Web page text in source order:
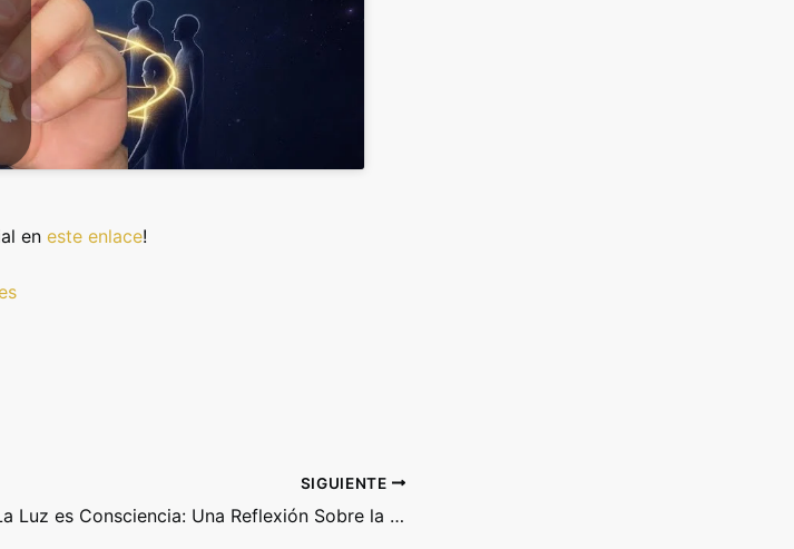
en este enlace!
SIGUIENTE
La Luz es Consciencia: Una Reflexión Sobre la Realidad